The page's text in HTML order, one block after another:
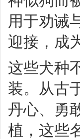
用于劝诫
迎接，成
这些犬种
装。从古
丹心、勇
植，这些